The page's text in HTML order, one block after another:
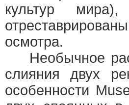
культур
осмотра.
Необычное
слияния двух
особенности